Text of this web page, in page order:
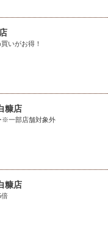
いがお得！
糠店
※一部店舗対象外
糠店
倍